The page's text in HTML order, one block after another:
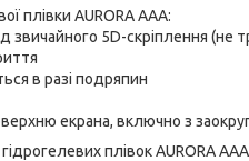
плівки AURORA AAA:
звичайного 5D-скріплення (не
в разі подряпин
екрана, включно з
плівок AURORA AAA